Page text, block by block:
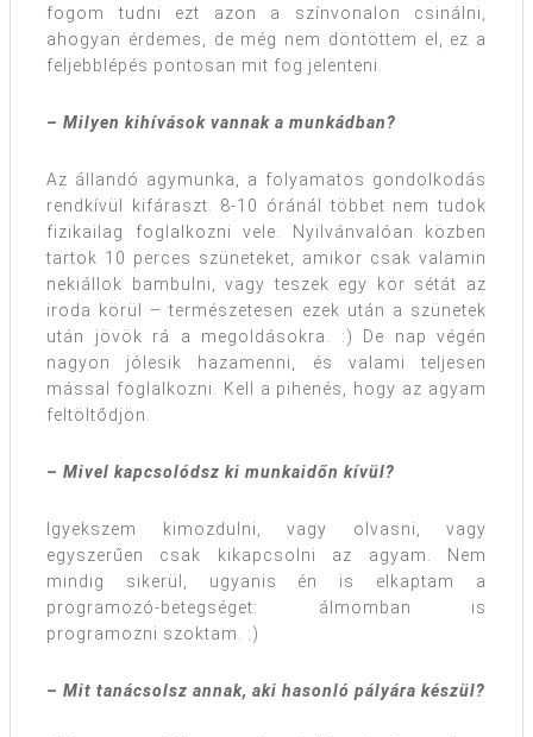
fogom tudni ezt azon a színvonalon csinálni,
ahogyan érdemes, de még nem döntöttem el, ez a
feljebblépés pontosan mit fog jelenteni.
– Milyen kihívások vannak a munkádban?
Az állandó agymunka, a folyamatos gondolkodás
rendkívül kifáraszt. 8-10 óránál többet nem tudok
fizikailag foglalkozni vele. Nyilvánvalóan közben
tartok 10 perces szüneteket, amikor csak valamin
nekiállok bambulni, vagy teszek egy kör sétát az
iroda körül – természetesen ezek után a szünetek
után jövök rá a megoldásokra. :) De nap végén
nagyon jólesik hazamenni, és valami teljesen
mással foglalkozni. Kell a pihenés, hogy az agyam
feltöltődjön.
– Mivel kapcsolódsz ki munkaidőn kívül?
Igyekszem kimozdulni, vagy olvasni, vagy
egyszerűen csak kikapcsolni az agyam. Nem
mindig sikerül, ugyanis én is elkaptam a
programozó-betegséget: álmomban is
programozni szoktam. :)
– Mit tanácsolsz annak, aki hasonló pályára készül?